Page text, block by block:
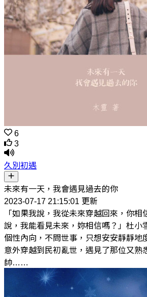
6
3
久別初遇
未來有一天，我會遇見過去的你
2023-07-17 21:15:01 更新
「如果我說，我從未來穿越回來，你相
說，我能看見未來，妳相信嗎？」杜小
個性內向，不問世事，只想安安靜靜地
意外穿越到民初亂世，遇見了那位又熟
帥……